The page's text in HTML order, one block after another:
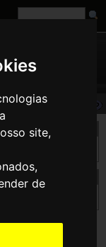
site,
de